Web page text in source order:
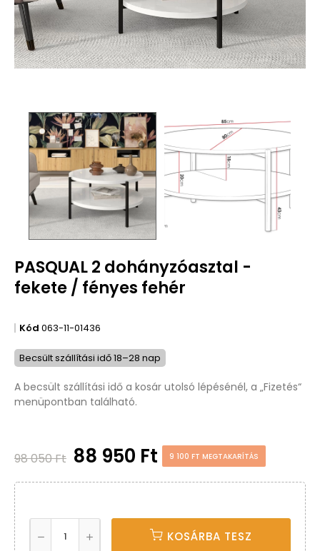
PASQUAL 2 dohányzóasztal -
fekete / fényes fehér
Kód 063-11-01436
Becsült szállítási idő 18–28 nap
A becsült szállítási idő a kosár utolsó lépésénél, a „Fizetés“
menüpontban található.
98 050 Ft 88 950 Ft 9 100 FT MEGTAKARÍTÁS
KOSÁRBA TESZ